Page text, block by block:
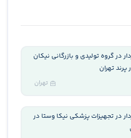
در گروه تولیدی و بازرگانی نیکان
پرند تهران
تهران
در تجهیزات پزشکی نیکا وستا در